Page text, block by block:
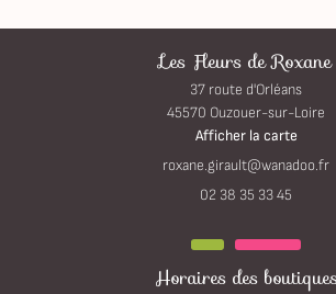
Les Fleurs de Roxane
37 route d'Orléans
45570 Ouzouer-sur-Loire
Afficher la carte
02 38 35 33 45
Horaires des